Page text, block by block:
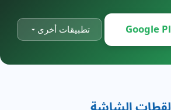
تطبيقات أخرى